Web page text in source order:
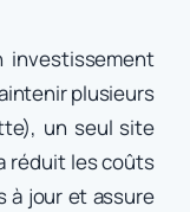
investissement
plusieurs
un seul site
réduit les coûts
à jour et assure